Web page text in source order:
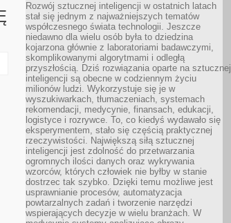
Rozwój sztucznej inteligencji w ostatnich latach
stał się jednym z najważniejszych tematów
współczesnego świata technologii. Jeszcze
niedawno dla wielu osób była to dziedzina
kojarzona głównie z laboratoriami badawczymi,
skomplikowanymi algorytmami i odległą
przyszłością. Dziś rozwiązania oparte na sztucznej
inteligencji są obecne w codziennym życiu
milionów ludzi. Wykorzystuje się je w
wyszukiwarkach, tłumaczeniach, systemach
rekomendacji, medycynie, finansach, edukacji,
logistyce i rozrywce. To, co kiedyś wydawało się
eksperymentem, stało się częścią praktycznej
rzeczywistości. Największą siłą sztucznej
inteligencji jest zdolność do przetwarzania
ogromnych ilości danych oraz wykrywania
wzorców, których człowiek nie byłby w stanie
dostrzec tak szybko. Dzięki temu możliwe jest
usprawnianie procesów, automatyzacja
powtarzalnych zadań i tworzenie narzędzi
wspierających decyzje w wielu branżach. W